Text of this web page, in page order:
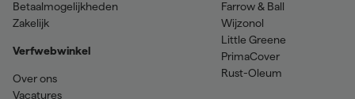
Betaalmogelijkheden
Zakelijk
Verfwebwinkel
Over ons
Vacatures
Farrow & Ball
Wijzonol
Little Greene
PrimaCover
Rust-Oleum